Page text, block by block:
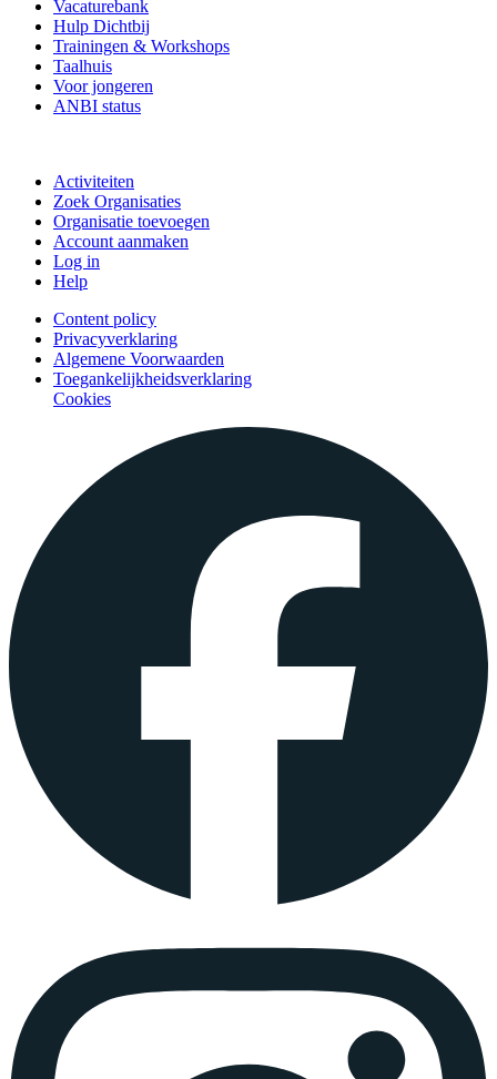
Vacaturebank
Hulp Dichtbij
Trainingen & Workshops
Taalhuis
Voor jongeren
ANBI status
Activiteiten
Zoek Organisaties
Organisatie toevoegen
Account aanmaken
Log in
Help
Content policy
Privacyverklaring
Algemene Voorwaarden
Toegankelijkheidsverklaring
Cookies